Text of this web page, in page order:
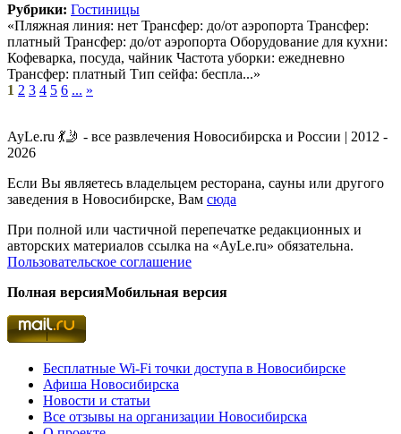
Рубрики: Гостиницы
«Пляжная линия: нет Трансфер: до/от аэропорта Трансфер:
платный Трансфер: до/от аэропорта Оборудование для кухни:
Кофеварка, посуда, чайник Частота уборки: ежедневно
Трансфер: платный Тип сейфа: беспла...»
1 2 3 4 5 6 ... »
AyLe.ru 💃🤳 - все развлечения Новосибирска и России | 2012 -
2026
Если Вы являетесь владельцем ресторана, сауны или другого
заведения в Новосибирске, Вам сюда
При полной или частичной перепечатке редакционных и
авторских материалов ссылка на «AyLe.ru» обязательна.
Пользовательское соглашение
Полная версияМобильная версия
Бесплатные Wi-Fi точки доступа в Новосибирске
Афиша Новосибирска
Новости и статьи
Все отзывы на организации Новосибирска